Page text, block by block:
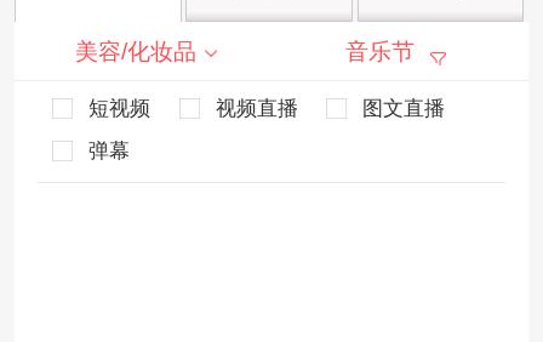
美容/化妆品 音乐节
短视频 视频直播
图文直播
弹幕